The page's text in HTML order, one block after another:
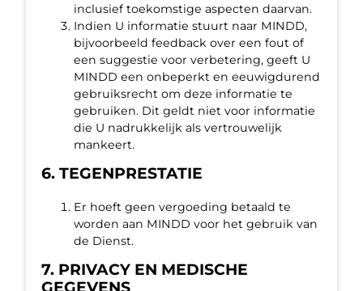
inclusief toekomstige aspecten daarvan.
Indien U informatie stuurt naar MINDD,
bijvoorbeeld feedback over een fout of
een suggestie voor verbetering, geeft U
MINDD een onbeperkt en eeuwigdurend
gebruiksrecht om deze informatie te
gebruiken. Dit geldt niet voor informatie
die U nadrukkelijk als vertrouwelijk
mankeert.
6. TEGENPRESTATIE
Er hoeft geen vergoeding betaald te
worden aan MINDD voor het gebruik van
de Dienst.
7. PRIVACY EN MEDISCHE